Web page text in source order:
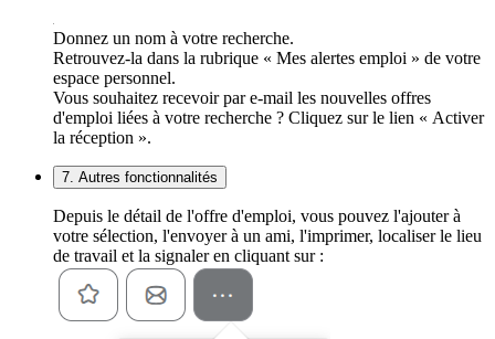
Donnez un nom à votre recherche.
Retrouvez-la dans la rubrique « Mes alertes emploi » de votre
espace personnel.
Vous souhaitez recevoir par e-mail les nouvelles offres
d'emploi liées à votre recherche ? Cliquez sur le lien « Activer
la réception ».
7. Autres fonctionnalités
Depuis le détail de l'offre d'emploi, vous pouvez l'ajouter à
votre sélection, l'envoyer à un ami, l'imprimer, localiser le lieu
de travail et la signaler en cliquant sur :